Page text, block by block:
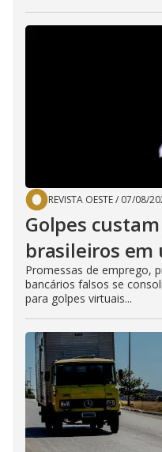
REVISTA OESTE/ 07/08/
Golpes
brasileiros em
Promessas de emprego,
bancários falsos se
para golpes virtuais...